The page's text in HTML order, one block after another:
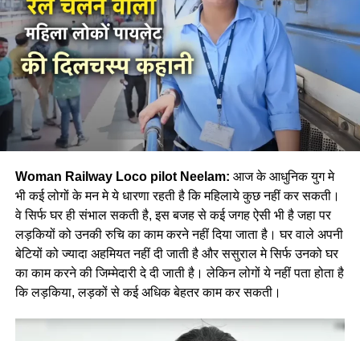
Woman Railway Loco pilot Neelam: आज के आधुनिक युग मे
भी कई लोगों के मन मे ये धारणा रहती है कि महिलाये कुछ नहीं कर सकती।
वे सिर्फ घर ही संभाल सकती है, इस बजह से कई जगह ऐसी भी है जहा पर
लड़कियों को उनकी रुचि का काम करने नहीं दिया जाता है। घर वाले अपनी
बेटियों को ज्यादा अहमियत नहीं दी जाती है और ससुराल मे सिर्फ उनको घर
का काम करने की जिम्मेदारी दे दी जाती है। लेकिन लोगों ये नहीं पता होता है
कि लड़किया, लड़कों से कई अधिक बेहतर काम कर सकती।